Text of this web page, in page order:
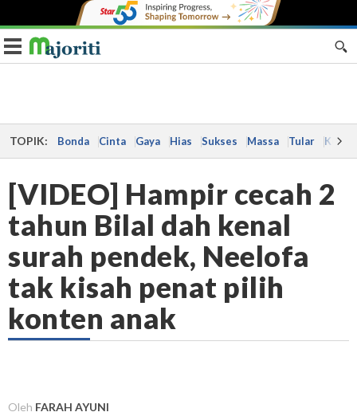
Toggle navigation
TOPIK: Bonda Cinta Gaya Hias Sukses Massa Tular Kes
[VIDEO] Hampir cecah 2
tahun Bilal dah kenal
surah pendek, Neelofa
tak kisah penat pilih
konten anak
Oleh FARAH AYUNI